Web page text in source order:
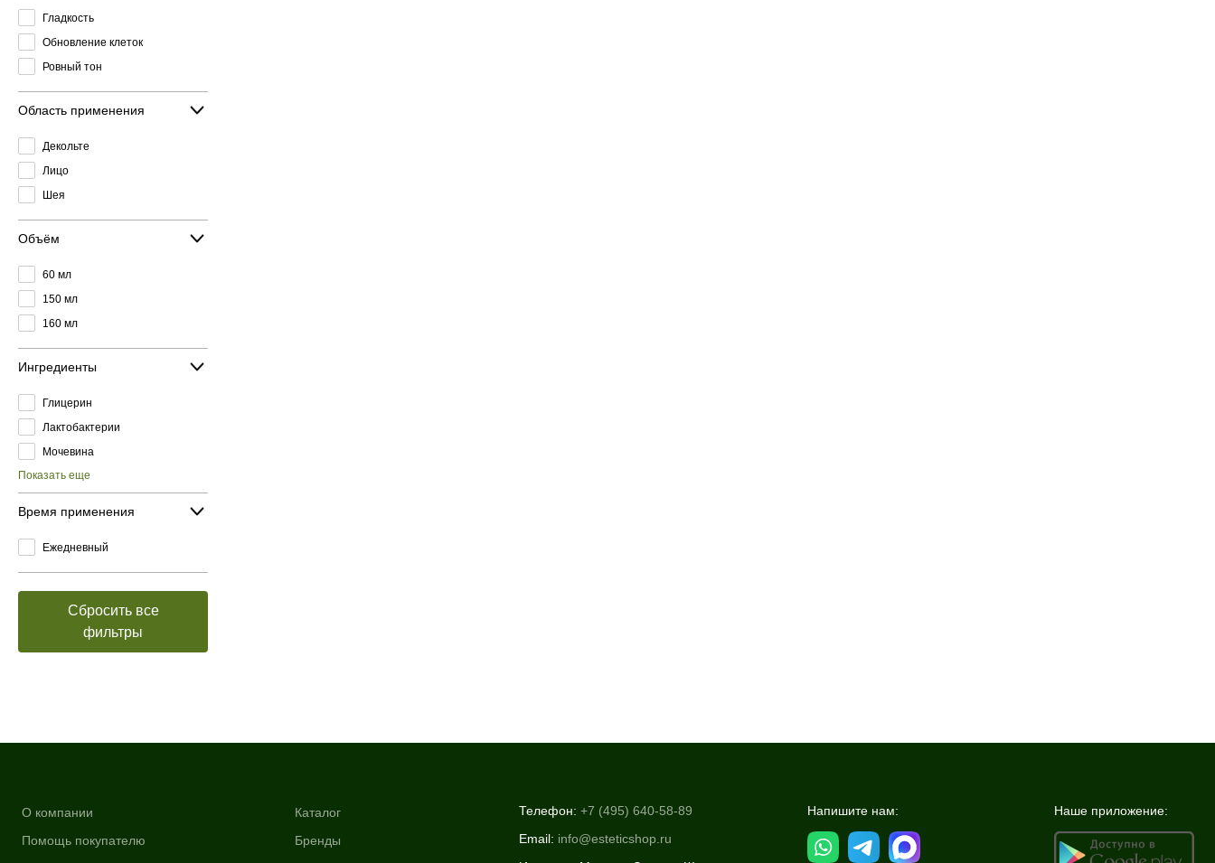
Гладкость
Обновление клеток
Ровный тон
Область применения
Декольте
Лицо
Шея
Объём
60 мл
150 мл
160 мл
Ингредиенты
Глицерин
Лактобактерии
Мочевина
Показать еще
Время применения
Ежедневный
Сбросить все
фильтры
О компании
Помощь покупателю
Каталог
Бренды
Телефон: +7 (495) 640-58-89
Email: info@esteticshop.ru
Напишите нам: Наше приложение: